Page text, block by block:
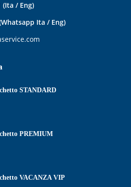
(Ita / Eng)
Ita / Eng)
STANDARD
PREMIUM
VACANZA VIP